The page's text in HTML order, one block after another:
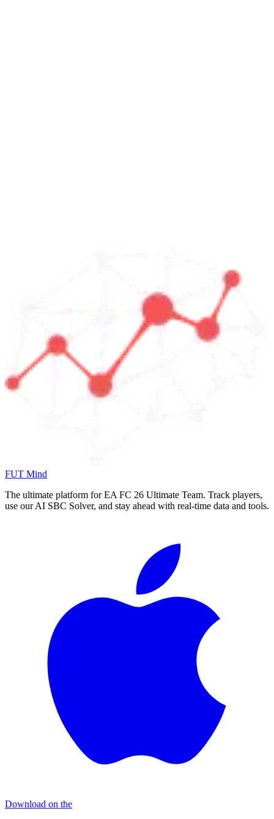
FUT Mind
The ultimate platform for EA FC 26 Ultimate Team. Track players,
use our AI SBC Solver, and stay ahead with real-time data and tools.
Download on the